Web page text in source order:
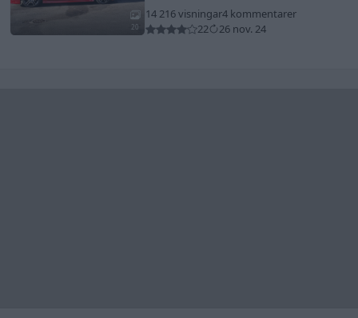
20
14 216 visningar4 kommentarer
22
26 nov. 24